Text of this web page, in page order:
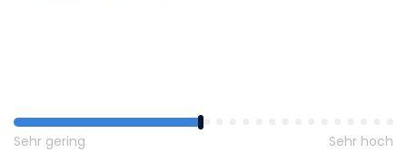
Sehr gering Sehr hoch